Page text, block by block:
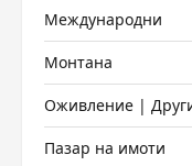
Международни
Монтана
Оживление |
Пазар на имоти